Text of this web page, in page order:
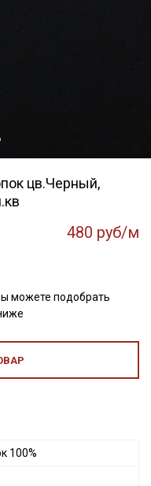
цв.Черный,
480 руб/м
можете подобрать
100%